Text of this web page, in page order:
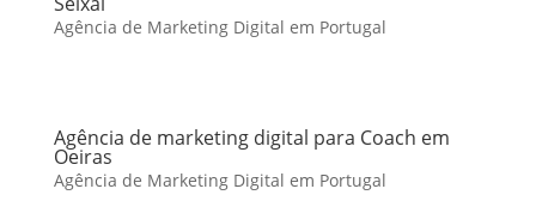
Agência de Marketing Digital em Portugal
Agência de marketing digital para Coach em
Oeiras
Agência de Marketing Digital em Portugal